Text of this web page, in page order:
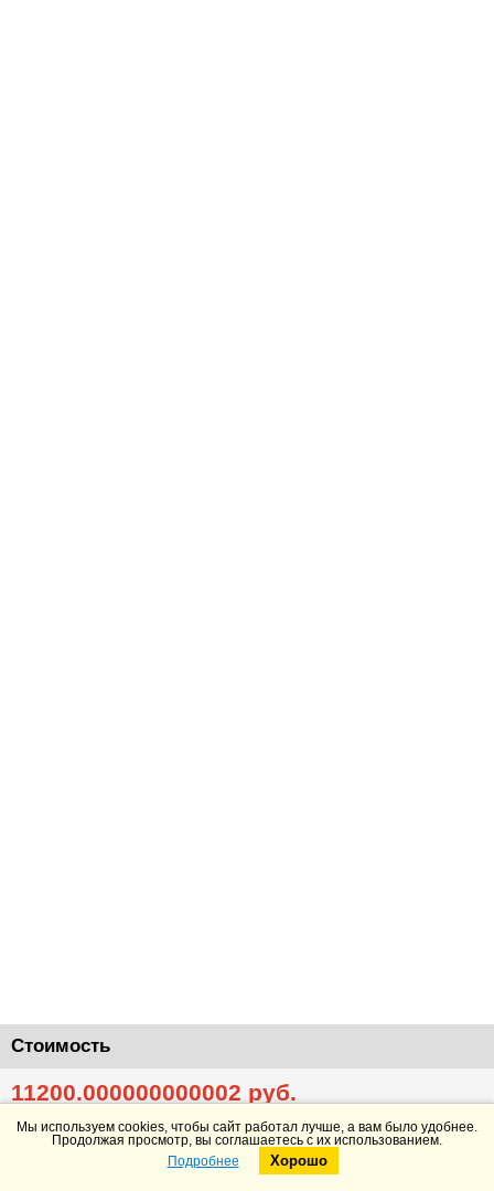
Стоимость
11200.000000000002 руб.
Добавить в корзину Подробнее
Telegram
Мы используем cookies, чтобы сайт работал лучше, а вам было удобнее.
Продолжая просмотр, вы соглашаетесь с их использованием.
Подробнее
Хорошо